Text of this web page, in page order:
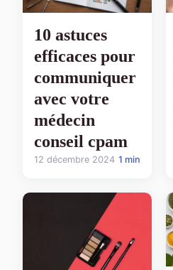
10 astuces
efficaces pour
communiquer
avec votre
médecin
conseil cpam
12 décembre 2024 1 min